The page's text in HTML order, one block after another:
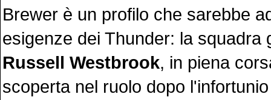
Brewer è un profilo che sarebbe
esigenze dei Thunder: la squadra
Russell Westbrook, in piena
scoperta nel ruolo dopo